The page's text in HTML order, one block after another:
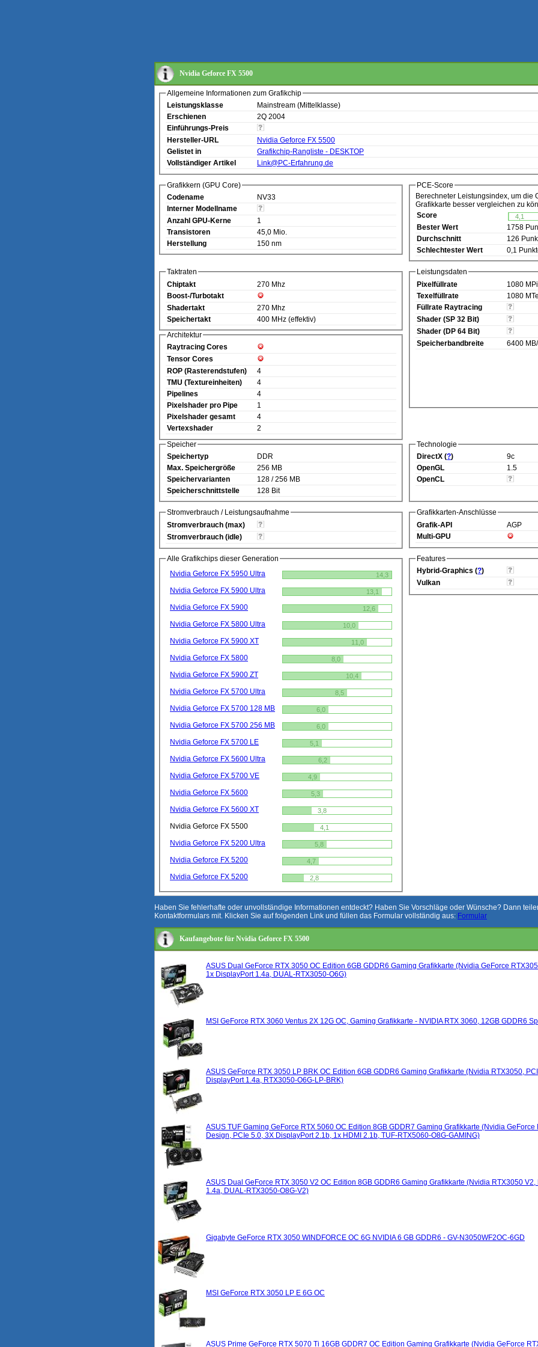
Nvidia Geforce FX 5500
Allgemeine Informationen zum Grafikchip
Leistungsklasse
Mainstream (Mittelklasse)
Erschienen
2Q 2004
Einführungs-Preis
Hersteller-URL
Nvidia Geforce FX 5500
Gelistet in
Grafikchip-Rangliste - DESKTOP
Vollständiger Artikel
Link@PC-Erfahrung.de
Grafikkern (GPU Core)
Codename
NV33
Interner Modellname
Anzahl GPU-Kerne
1
Transistoren
45,0 Mio.
Herstellung
150 nm
PCE-Score
Berechneter Leistungsindex, um die
Grafikkarte besser vergleichen zu
Score
4,1
Bester Wert
1758
Durchschnitt
126
Schlechtester Wert
0,1
Taktraten
Chiptakt
270 Mhz
Boost-/Turbotakt
Shadertakt
270 Mhz
Speichertakt
400 MHz (effektiv)
Architektur
Raytracing Cores
Tensor Cores
ROP (Rasterendstufen)
4
TMU (Textureinheiten)
4
Pipelines
4
Pixelshader pro Pipe
1
Pixelshader gesamt
4
Vertexshader
2
Leistungsdaten
Pixelfüllrate
1080
Texelfüllrate
1080
Füllrate Raytracing
Shader (SP 32 Bit)
Shader (DP 64 Bit)
Speicherbandbreite
6400
Speicher
Speichertyp
DDR
Max. Speichergröße
256 MB
Speichervarianten
128 / 256 MB
Speicherschnittstelle
128 Bit
Technologie
DirectX (?)
9c
OpenGL
1.5
OpenCL
Stromverbrauch / Leistungsaufnahme
Stromverbrauch (max)
Stromverbrauch (idle)
Grafikkarten-Anschlüsse
Grafik-API
AGP
Multi-GPU
Alle Grafikchips dieser Generation
Nvidia Geforce FX 5950 Ultra
14,3
Nvidia Geforce FX 5900 Ultra 13,1
Nvidia Geforce FX 5900 12,6
Nvidia Geforce FX 5800 Ultra 10,0
Nvidia Geforce FX 5900 XT 11,0
Nvidia Geforce FX 5800 8,0
Nvidia Geforce FX 5900 ZT 10,4
Nvidia Geforce FX 5700 Ultra 8,5
Nvidia Geforce FX 5700 128 MB 6,0
Nvidia Geforce FX 5700 256 MB 6,0
Nvidia Geforce FX 5700 LE 5,1
Nvidia Geforce FX 5600 Ultra 6,2
Nvidia Geforce FX 5700 VE 4,9
Nvidia Geforce FX 5600 5,3
Nvidia Geforce FX 5600 XT 3,8
Nvidia Geforce FX 5500 4,1
Nvidia Geforce FX 5200 Ultra 5,8
Nvidia Geforce FX 5200 4,7
Nvidia Geforce FX 5200 2,8
Features
Hybrid-Graphics (?)
Vulkan
Haben Sie fehlerhafte oder unvollständige Informationen entdeckt? Haben Sie Vorschläge oder Wünsche? Dann
Kontaktformulars mit. Klicken Sie auf folgenden Link und füllen das Formular vollständig aus: Formular
Kaufangebote für Nvidia Geforce FX 5500
ASUS Dual GeForce RTX 3050 OC Edition 6GB GDDR6 Gaming Grafikkarte (Nvidia GeForce
1x DisplayPort 1.4a, DUAL-RTX3050-O6G)
MSI GeForce RTX 3060 Ventus 2X 12G OC, Gaming Grafikkarte - NVIDIA RTX 3060, 12GB GDDR6
ASUS GeForce RTX 3050 LP BRK OC Edition 6GB GDDR6 Gaming Grafikkarte (Nvidia RTX3050,
DisplayPort 1.4a, RTX3050-O6G-LP-BRK)
ASUS TUF Gaming GeForce RTX 5060 OC Edition 8GB GDDR7 Gaming Grafikkarte (Nvidia
Design, PCIe 5.0, 3X DisplayPort 2.1b, 1x HDMI 2.1b, TUF-RTX5060-O8G-GAMING)
ASUS Dual GeForce RTX 3050 V2 OC Edition 8GB GDDR6 Gaming Grafikkarte (Nvidia RTX3050
1.4a, DUAL-RTX3050-O8G-V2)
Gigabyte GeForce RTX 3050 WINDFORCE OC 6G NVIDIA 6 GB GDDR6 - GV-N3050WF2OC-6GD
MSI GeForce RTX 3050 LP E 6G OC
ASUS Prime GeForce RTX 5070 Ti 16GB GDDR7 OC Edition Gaming Grafikkarte (Nvidia GeForce